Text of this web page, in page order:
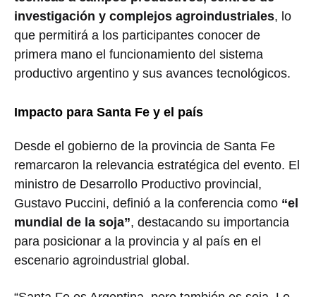
investigación y complejos agroindustriales, lo
que permitirá a los participantes conocer de
primera mano el funcionamiento del sistema
productivo argentino y sus avances tecnológicos.
Impacto para Santa Fe y el país
Desde el gobierno de la provincia de Santa Fe
remarcaron la relevancia estratégica del evento. El
ministro de Desarrollo Productivo provincial,
Gustavo Puccini, definió a la conferencia como “el
mundial de la soja”, destacando su importancia
para posicionar a la provincia y al país en el
escenario agroindustrial global.